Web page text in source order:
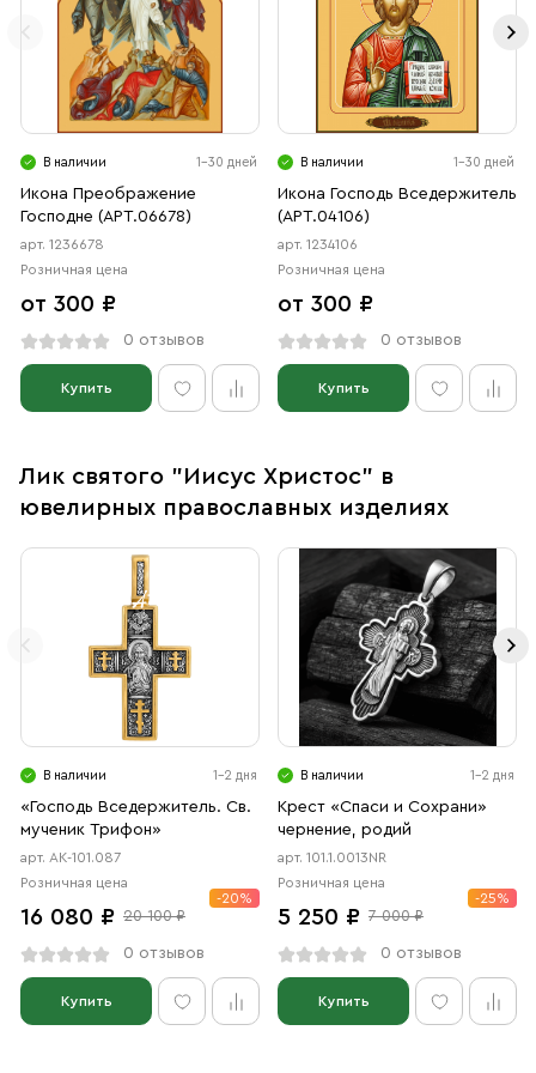
В наличии 1-30 дней
Икона Преображение
Господне (АРТ.06678)
арт. 1236678
Розничная цена
от 300 ₽
0 отзывов
Купить
В наличии 1-30 дней
Икона Господь Вседержитель
(АРТ.04106)
арт. 1234106
Розничная цена
от 300 ₽
0 отзывов
Купить
Лик святого "Иисус Христос" в
ювелирных православных изделиях
В наличии 1-2 дня
«Господь Вседержитель. Св.
мученик Трифон»
арт. АК-101.087
Розничная цена
16 080 ₽ 20 100 ₽
-20%
0 отзывов
Купить
В наличии 1-2 дня
Крест «Спаси и Сохрани»
чернение, родий
арт. 101.1.0013NR
Розничная цена
5 250 ₽ 7 000 ₽
-25%
0 отзывов
Купить